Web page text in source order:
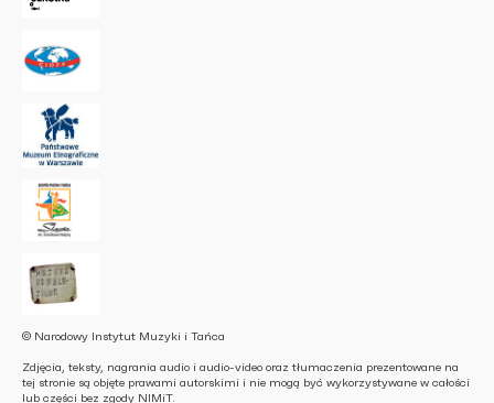
© Narodowy Instytut Muzyki i Tańca
Zdjęcia, teksty, nagrania audio i audio-video oraz tłumaczenia prezentowane na
tej stronie są objęte prawami autorskimi i nie mogą być wykorzystywane w całości
lub części bez zgody NIMiT.